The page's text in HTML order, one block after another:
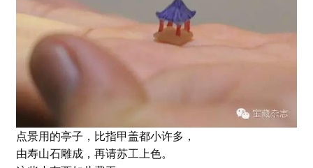
点景用的亭子，比指甲盖都小许多，
由寿山石雕成，再请苏工上色。